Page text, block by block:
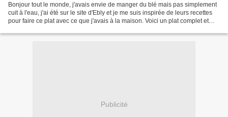
Bonjour tout le monde, j'avais envie de manger du blé mais pas simplement
cuit à l'eau, j'ai été sur le site d'Ebly et je me suis inspirée de leurs recettes
pour faire ce plat avec ce que j'avais à la maison. Voici un plat complet et
Publicité